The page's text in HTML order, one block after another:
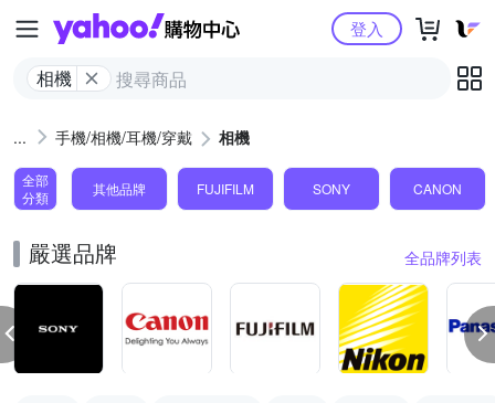
Yahoo購物中心
相機
登入
手機/相機/耳機/穿戴 相機
全部
分類
其他品牌 FUJIFILM SONY CANON
嚴選品牌 全品牌列表